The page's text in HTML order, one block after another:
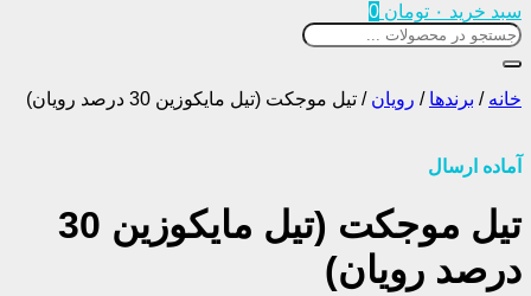
سبد خرید ۰ تومان 0
خانه / برندها / رویان / تیل موجکت (تیل مایکوزین 30 درصد رویان)
آماده ارسال
تیل موجکت (تیل مایکوزین 30
درصد رویان)